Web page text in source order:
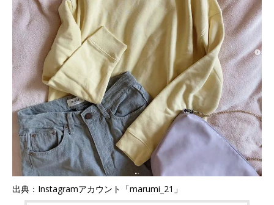
出典：Instagramアカウント「marumi_21」